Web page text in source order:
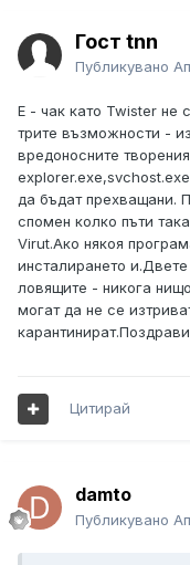
Гост tnn
Публикувано
Е - чак като Twister не
трите възможности -
вредоносните
да бъдат прехващани.
спомен колко пъти
Virut.Ако някоя
инсталирането
ловящите - никога
могат да не се
карантинират.Поздрави
Цитирай
damto
Публикувано